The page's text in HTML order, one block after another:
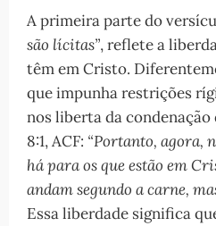
A primeira parte do
são lícitas”, reflete a
têm em Cristo.
que impunha restrições
nos liberta da condenação
8:1, ACF: “Portanto, agora,
há para os que estão em
andam segundo a carne,
Essa liberdade significa